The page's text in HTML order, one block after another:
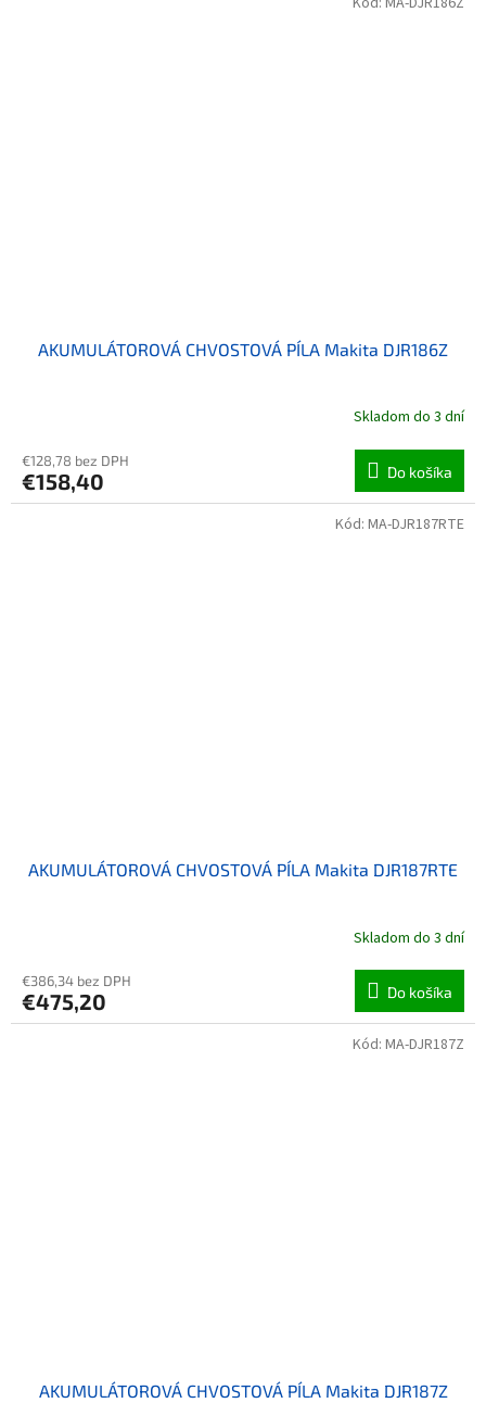
AKUMULÁTOROVÁ CHVOSTOVÁ PÍLA Makita DJR186Z
Skladom do 3 dní
€128,78 bez DPH
€158,40 Do košíka
AKUMULÁTOROVÁ CHVOSTOVÁ PÍLA Makita DJR187RTE
Skladom do 3 dní
€386,34 bez DPH
€475,20 Do košíka
Kód: MA-DJR187RTE
AKUMULÁTOROVÁ CHVOSTOVÁ PÍLA Makita DJR187Z
Kód: MA-DJR187Z